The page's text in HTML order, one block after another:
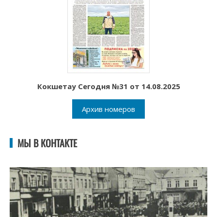
Кокшетау Сегодня №31 от 14.08.2025
Архив номеров
МЫ В КОНТАКТЕ